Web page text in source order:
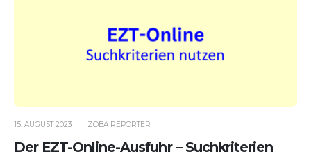
15. AUGUST 2023 ZOBA REPORTER
Der EZT-Online-Ausfuhr – Suchkriterien